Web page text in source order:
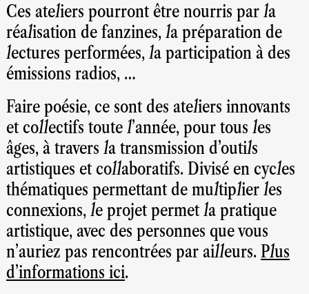
Ces ateliers pourront être nourris par la
réalisation de fanzines, la préparation de
lectures performées, la participation à des
émissions radios, …
Faire poésie, ce sont des ateliers innovants
et collectifs toute l’année, pour tous les
âges, à travers la transmission d’outils
artistiques et collaboratifs. Divisé en cycles
thématiques permettant de multiplier les
connexions, le projet permet la pratique
artistique, avec des personnes que vous
n’auriez pas rencontrées par ailleurs. Plus
d’informations ici.